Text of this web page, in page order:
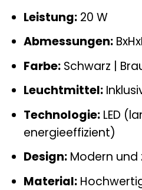
Leistung:20 W
Abmessungen:
Farbe:Schwarz |
Leuchtmittel:
Technologie:LED
energieeffizient)
Design:Modern und
Material: